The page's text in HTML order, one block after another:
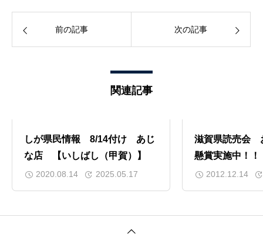
前の記事 次の記事
関連記事
しが県民情報 8/14付け あじ
な店 【いしばし（甲賀）】
2020.08.14 2025.05.17
滋賀県読売会
懸賞実施中！
2012.12.14